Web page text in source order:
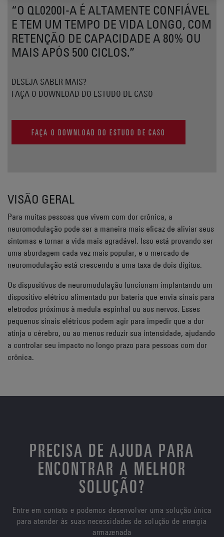
VISÃO GERAL
Para muitas pessoas que vivem com dor crônica, a
neuromodulação pode ser a maneira mais eficaz de aliviar seus
sintomas e tornar a vida mais agradável. Isso está provando ser
uma abordagem cada vez mais popular, e o mercado de
neuromodulação está crescendo a uma taxa de dois dígitos.
Os dispositivos de neuromodulação funcionam implantando um
dispositivo elétrico alimentado por bateria que envia sinais para
eletrodos próximos à medula espinhal ou aos nervos. Esses
pequenos sinais elétricos podem agir para impedir que a dor
atinja o cérebro, ou ao menos reduzir sua intensidade, ajudando
a controlar seu impacto no longo prazo para pessoas com dor
crônica.
“O QL0200I-A É ALTAMENTE CONFIÁVEL
E TEM UM TEMPO DE VIDA LONGO, COM
RETENÇÃO DE CAPACIDADE A 80% OU
MAIS APÓS 500 CICLOS.”
DESEJA SABER MAIS?
FAÇA O DOWNLOAD DO ESTUDO DE CASO
FAÇA O DOWNLOAD DO ESTUDO DE CASO
PRECISA DE AJUDA PARA
ENCONTRAR A MELHOR
SOLUÇÃO?
Entre em contato e podemos desenvolver uma solução única
para atender às suas necessidades de solução de energia
armazenada